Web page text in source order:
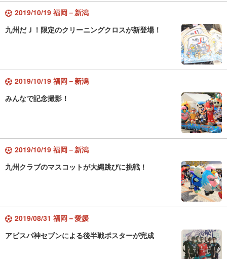
2019/10/19 福岡－新潟
九州だＪ！限定のクリーニングクロスが新登場！
2019/10/19 福岡－新潟
みんなで記念撮影！
2019/10/19 福岡－新潟
九州クラブのマスコットが大縄跳びに挑戦！
2019/08/31 福岡－愛媛
アビスパ神セブンによる後半戦ポスターが完成